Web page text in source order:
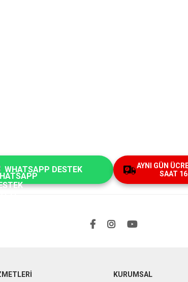
WHATSAPP DESTEK
AYNI GÜN
SAAT
KURUMSAL